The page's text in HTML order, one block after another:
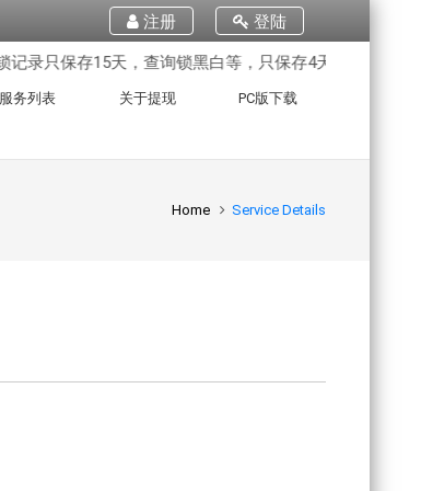
登陆
注册
只保存15天，查询锁黑白等，只保存4天。需要记录
服务列表 关于提现 PC版下载
Home Service Details